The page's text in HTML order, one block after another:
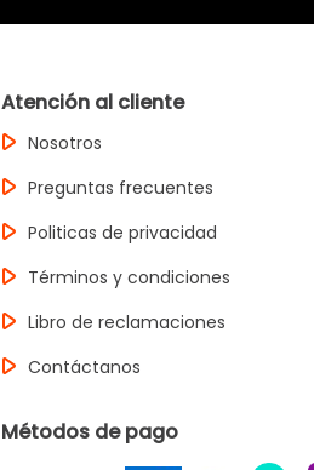
Atención al cliente
Nosotros
Preguntas frecuentes
Politicas de privacidad
Términos y condiciones
Libro de reclamaciones
Contáctanos
Métodos de pago